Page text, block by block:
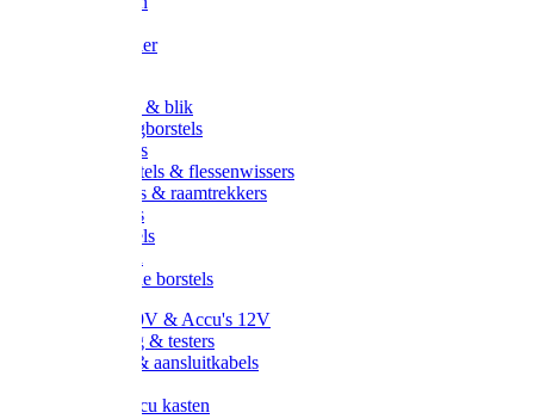
Schuurpapier
Handveger & blik
Voetenveegborstels
Handvegers
Afwasborstels & flessenwissers
Wasborstels & raamtrekkers
Tonborstels
Werkborstels
Hygienische borstels
Batterijen 9V & Accu's 12V
Beveiliging & testers
Kabelsets & aansluitkabels
Metalen accu kasten